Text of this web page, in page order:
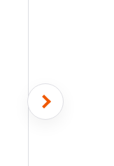
Porte-